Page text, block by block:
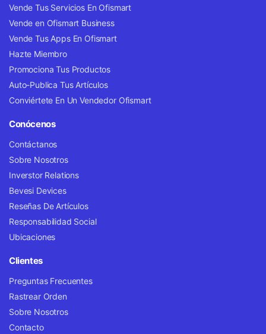
Vende Tus Servicios En Ofismart
Vende en Ofismart Business
Vende Tus Apps En Ofismart
Hazte Miembro
Promociona Tus Productos
Auto-Publica Tus Artículos
Conviértete En Un Vendedor Ofismart
Conócenos
Contáctanos
Sobre Nosotros
Inverstor Relations
Bevesi Devices
Reseñas De Artículos
Responsabilidad Social
Ubicaciones
Clientes
Preguntas Frecuentes
Rastrear Orden
Sobre Nosotros
Contacto